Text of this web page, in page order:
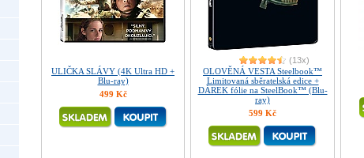
ULIČKA SLÁVY (4K Ultra HD +
Blu-ray)
499 Kč
(13x)
OLOVĚNÁ VESTA Steelbook™
Limitovaná sběratelská edice +
DÁREK fólie na SteelBook™ (Blu-
ray)
599 Kč